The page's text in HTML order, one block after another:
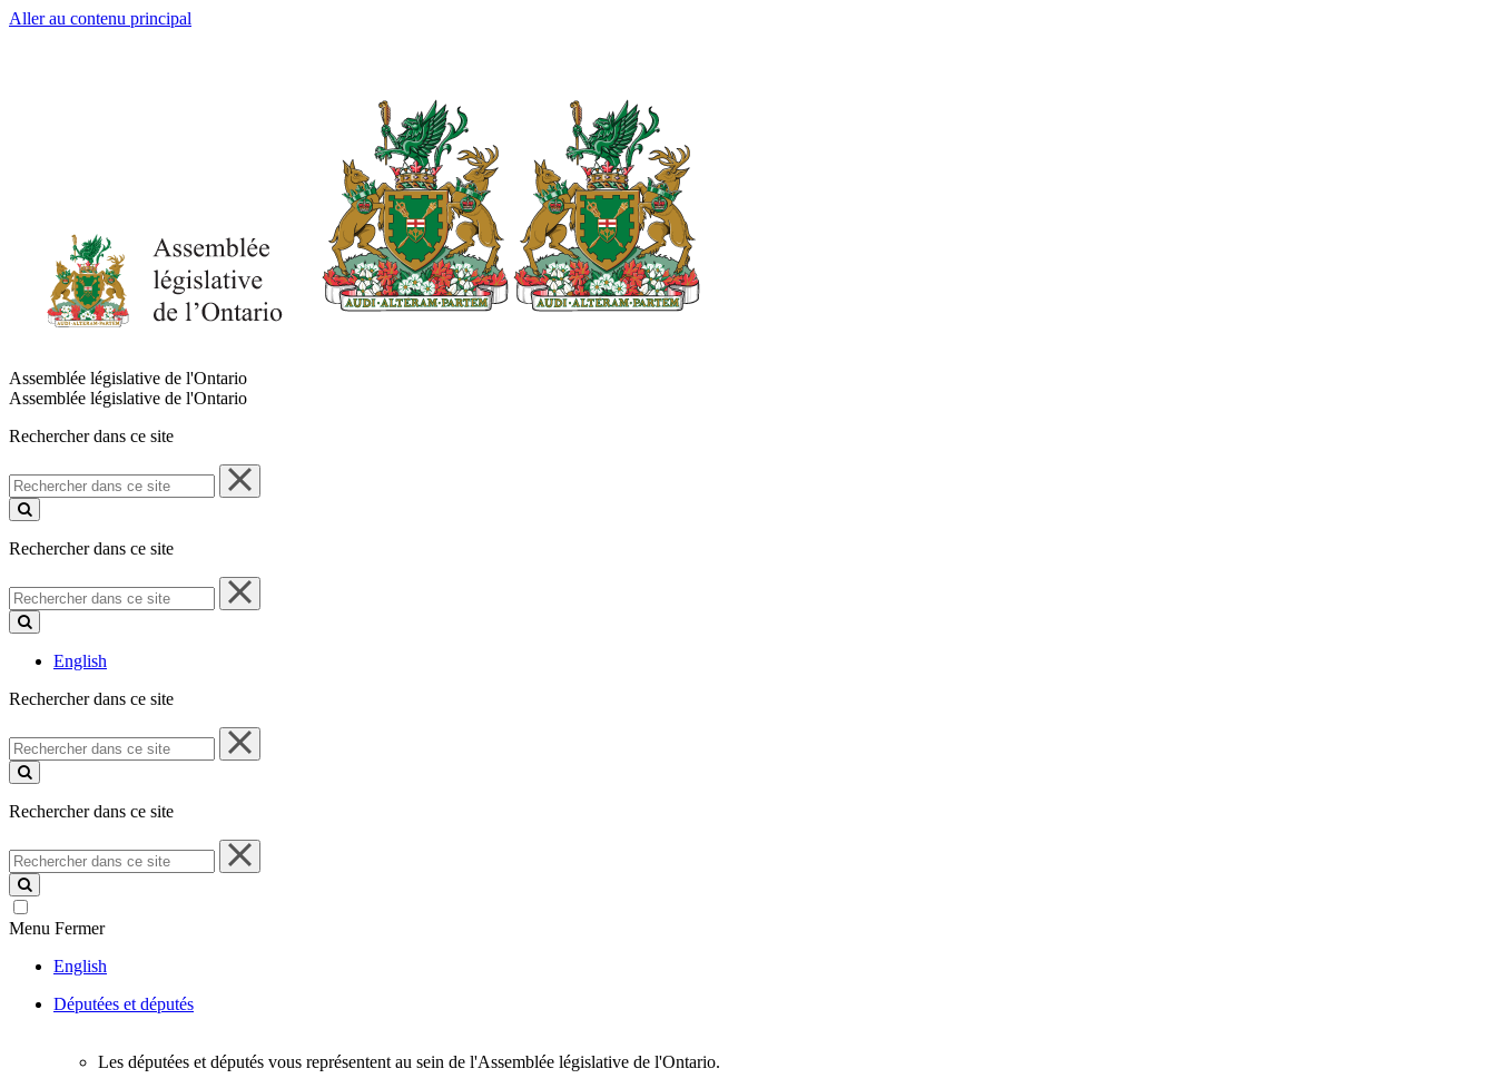
Aller au contenu principal
Assemblée législative de l'Ontario
Assemblée législative de l'Ontario
Rechercher dans ce site
Rechercher
dans
ce
Rechercher dans ce site
Rechercher
dans
ce
English
Rechercher dans ce site
Rechercher
dans
ce
Rechercher dans ce site
Rechercher
dans
ce
site
Menu Fermer
English
Députées et députés
Les députées et députés vous représentent au sein de l'Assemblée législative de l'Ontario.